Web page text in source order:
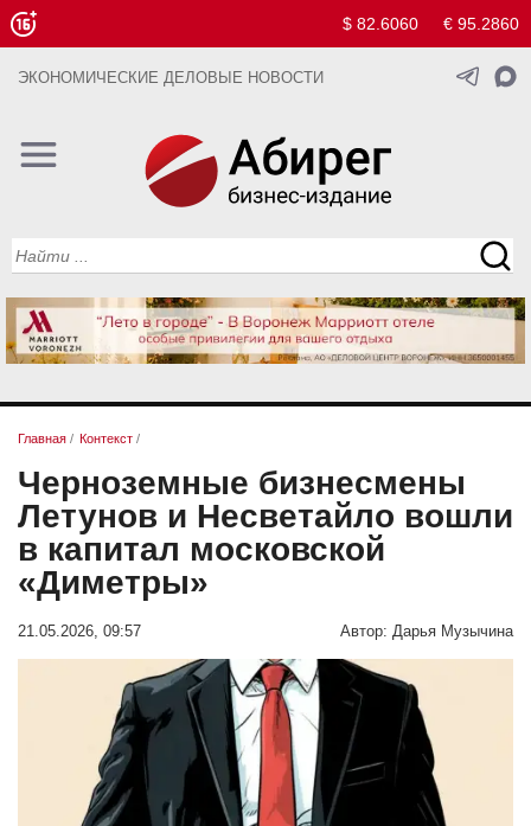
$ 82.6060 € 95.2860
ЭКОНОМИЧЕСКИЕ ДЕЛОВЫЕ НОВОСТИ
Главная / Контекст /
Черноземные бизнесмены
Летунов и Несветайло вошли
в капитал московской
«Диметры»
21.05.2026, 09:57 Автор: Дарья Музычина